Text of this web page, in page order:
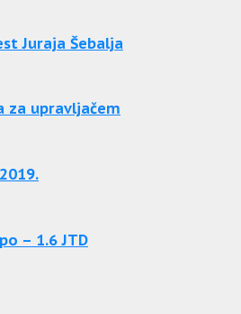
Juraja Šebalja
za upravljačem
– 1.6 JTD